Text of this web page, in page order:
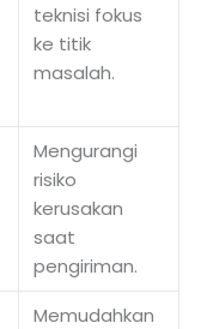
teknisi fokus
ke titik
masalah.
Mengurangi
risiko
kerusakan
saat
pengiriman.
Memudahkan